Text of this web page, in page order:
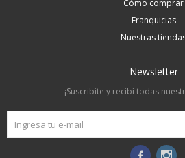
Cómo comprar
Franquicias
Nuestras
Newsletter
¡Suscribite y recibí todas
 